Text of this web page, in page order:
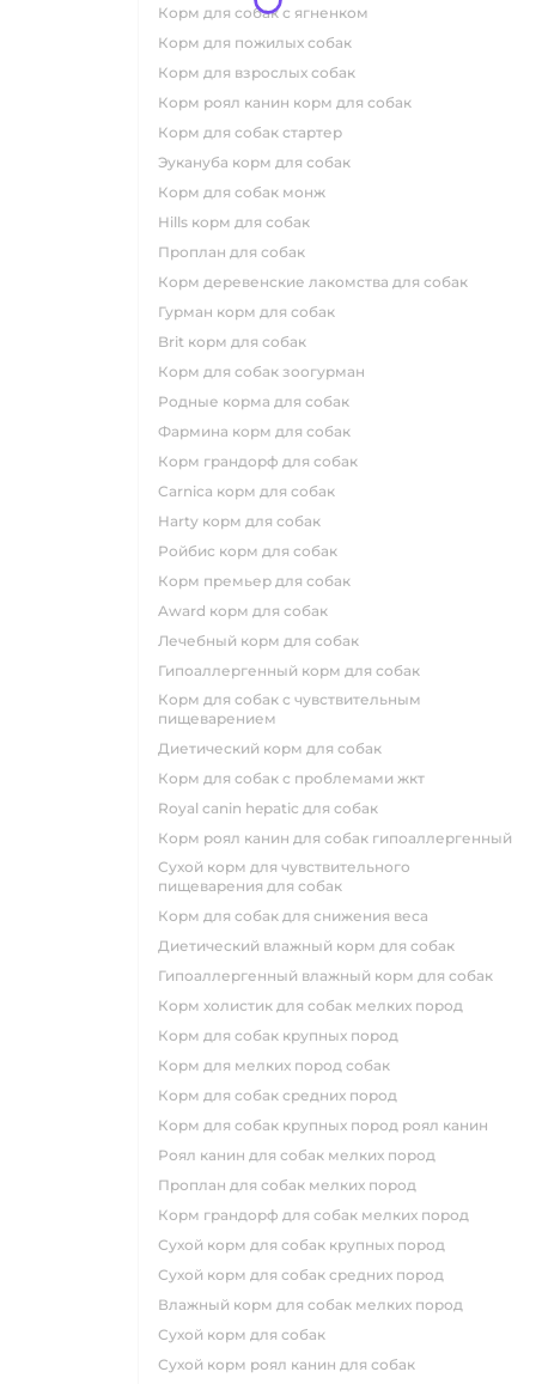
корм для собак с ягненком
корм для пожилых собак
корм для взрослых собак
корм роял канин корм для собак
корм для собак стартер
эукануба корм для собак
корм для собак монж
hills корм для собак
проплан для собак
корм деревенские лакомства для собак
гурман корм для собак
brit корм для собак
корм для собак зоогурман
родные корма для собак
фармина корм для собак
корм грандорф для собак
carnica корм для собак
harty корм для собак
ройбис корм для собак
корм премьер для собак
award корм для собак
лечебный корм для собак
гипоаллергенный корм для собак
корм для собак с чувствительным
пищеварением
диетический корм для собак
корм для собак с проблемами жкт
royal canin hepatic для собак
корм роял канин для собак гипоаллергенный
сухой корм для чувствительного
пищеварения для собак
корм для собак для снижения веса
диетический влажный корм для собак
гипоаллергенный влажный корм для собак
корм холистик для собак мелких пород
корм для собак крупных пород
корм для мелких пород собак
корм для собак средних пород
корм для собак крупных пород роял канин
роял канин для собак мелких пород
проплан для собак мелких пород
корм грандорф для собак мелких пород
сухой корм для собак крупных пород
сухой корм для собак средних пород
влажный корм для собак мелких пород
сухой корм для собак
сухой корм роял канин для собак